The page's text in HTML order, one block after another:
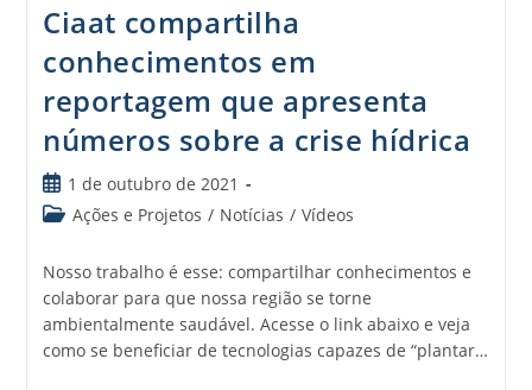
Ciaat compartilha
conhecimentos em
reportagem que apresenta
números sobre a crise hídrica
1 de outubro de 2021
Ações e Projetos / Notícias / Vídeos
Nosso trabalho é esse: compartilhar conhecimentos e
colaborar para que nossa região se torne
ambientalmente saudável. Acesse o link abaixo e veja
como se beneficiar de tecnologias capazes de “plantar…